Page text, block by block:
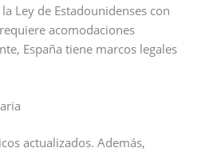
Ley de Estadounidenses con
acomodaciones
España tiene marcos legales
actualizados. Además,